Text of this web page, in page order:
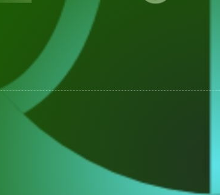
LE COMITÉ